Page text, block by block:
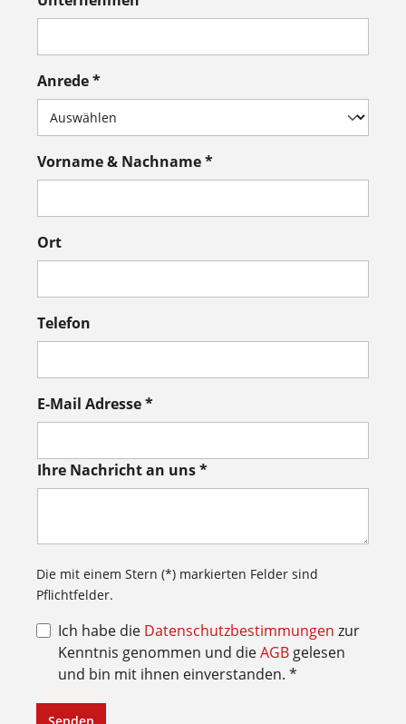
Anrede *
Vorname & Nachname *
Ort
Telefon
E-Mail Adresse *
Ihre Nachricht an uns *
Die mit einem Stern (*) markierten Felder sind
Pflichtfelder.
Ich habe die Datenschutzbestimmungen zur
Kenntnis genommen und dieAGB gelesen
und bin mit ihnen einverstanden. *
Senden